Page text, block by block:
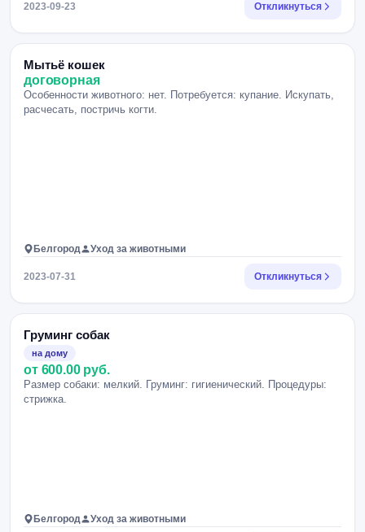
2023-09-23 Откликнуться
Мытьё кошек
договорная
Особенности животного: нет. Потребуется: купание. Искупать,
расчесать, постричь когти.
Белгород Уход за животными
2023-07-31 Откликнуться
Груминг собак
на дому
от 600.00 руб.
Размер собаки: мелкий. Груминг: гигиенический. Процедуры:
стрижка.
Белгород Уход за животными